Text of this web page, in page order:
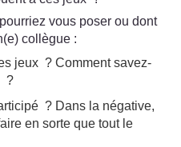
vous poser ou dont
collègue :
jeux ? Comment savez-
?
? Dans la négative,
en sorte que tout le